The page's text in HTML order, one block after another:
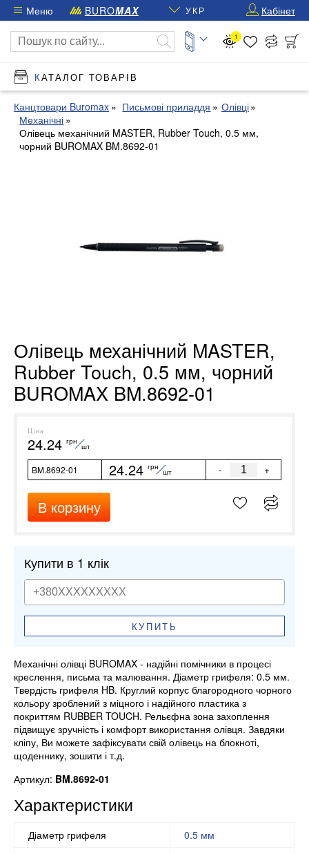
Меню BUROMAX УКР Кабінет
1
КАТАЛОГ ТОВАРІВ
Канцтовари Buromax Письмові приладдя
Олівці
Механічні
Олівець механічний MASTER, Rubber Touch, 0.5 мм,
чорний BUROMAX BM.8692-01
Олівець механічний MASTER,
Rubber Touch, 0.5 мм, чорний
BUROMAX BM.8692-01
Ціна
24.24 грн
шт
BM.8692-01 24.24 грн
шт - +
В корзину
Купити в 1 клік
КУПИТЬ
Механічні олівці BUROMAX - надійні помічники в процесі
креслення, письма та малювання. Діаметр грифеля: 0.5 мм.
Твердість грифеля HB. Круглий корпус благородного чорного
кольору зроблений з міцного і надійного пластика з
покриттям RUBBER TOUCH. Рельєфна зона захоплення
підвищує зручність і комфорт використання олівця. Завдяки
кліпу, Ви можете зафіксувати свій олівець на блокноті,
щоденнику, зошити і т.д.
Артикул: BM.8692-01
Характеристики
Діаметр грифеля
0.5 мм